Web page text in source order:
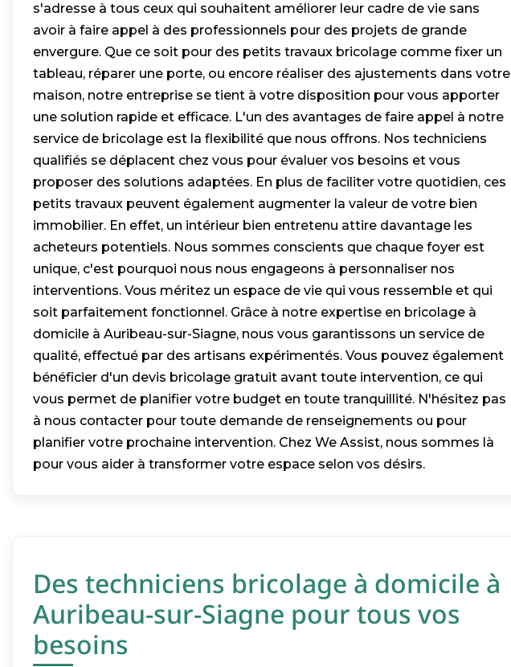
s'adresse à tous ceux qui souhaitent améliorer leur cadre de vie sans
avoir à faire appel à des professionnels pour des projets de grande
envergure. Que ce soit pour des petits travaux bricolage comme fixer un
tableau, réparer une porte, ou encore réaliser des ajustements dans votre
maison, notre entreprise se tient à votre disposition pour vous apporter
une solution rapide et efficace. L'un des avantages de faire appel à notre
service de bricolage est la flexibilité que nous offrons. Nos techniciens
qualifiés se déplacent chez vous pour évaluer vos besoins et vous
proposer des solutions adaptées. En plus de faciliter votre quotidien, ces
petits travaux peuvent également augmenter la valeur de votre bien
immobilier. En effet, un intérieur bien entretenu attire davantage les
acheteurs potentiels. Nous sommes conscients que chaque foyer est
unique, c'est pourquoi nous nous engageons à personnaliser nos
interventions. Vous méritez un espace de vie qui vous ressemble et qui
soit parfaitement fonctionnel. Grâce à notre expertise en bricolage à
domicile à Auribeau-sur-Siagne, nous vous garantissons un service de
qualité, effectué par des artisans expérimentés. Vous pouvez également
bénéficier d'un devis bricolage gratuit avant toute intervention, ce qui
vous permet de planifier votre budget en toute tranquillité. N'hésitez pas
à nous contacter pour toute demande de renseignements ou pour
planifier votre prochaine intervention. Chez We Assist, nous sommes là
pour vous aider à transformer votre espace selon vos désirs.
Des techniciens bricolage à domicile à
Auribeau-sur-Siagne pour tous vos
besoins